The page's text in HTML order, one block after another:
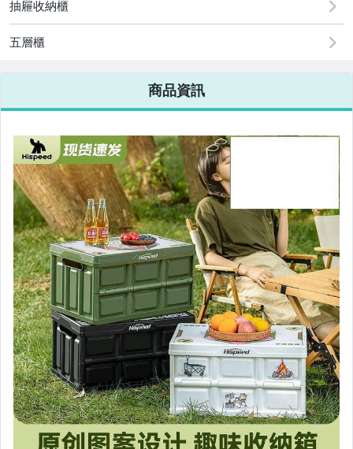
手機、配件與通訊
美容保養與彩妝
電腦、平板與周邊
運動、戶外與休閒
嬰幼兒與孕婦
汽機車精品百貨
居家、家具與園藝
玩具、模型與公仔
男性精品與服飾
女裝與服飾配件
偶像、球員卡與郵幣
手錶與飾品配件
女包精品與女鞋
抽屜收納櫃
五層櫃
商品資訊